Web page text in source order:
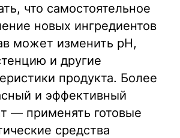
что самостоятельное
новых ингредиентов
может изменить рН,
и другие
продукта. Более
и эффективный
— применять готовые
средства